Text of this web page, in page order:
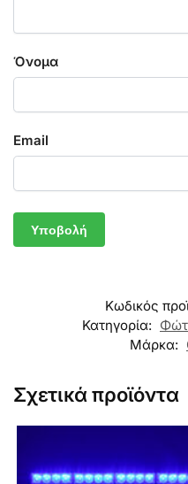
Όνομα
Email
Κωδικός
Κατηγορία:
Μάρκα:
Σχετικά προϊόντα